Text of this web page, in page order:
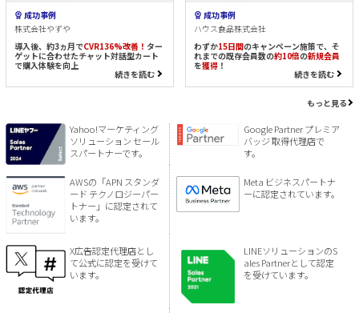
成功事例
株式会社やずや
導入後、約3ヵ月でCVR136%改善！ ター
ゲットに合わせたチャット対話型カート
で購入体験を向上
続きを読む
成功事例
ハウス食品株式会社
わずか15日間のキャンペーン施策で、そ
れまでの既存会員数の約10倍の新規会員
を獲得！
続きを読む
もっと見る
Yahoo!マーケティング
ソリューション セール
スパートナーです。
Google Partner プレミア
バッジ 取得代理店で
す。
AWSの「APN スタンダ
ード テクノロジーパー
トナー」に認定されて
います。
Meta ビジネスパートナ
ーに認定されています。
X広告認定代理店とし
て公式に認定を受けて
います。
LINEソリューションのS
ales Partnerとして認定
を受けています。